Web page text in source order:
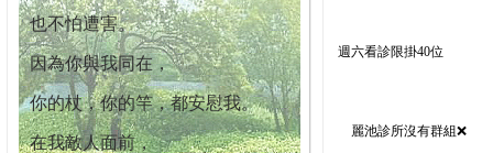
也不怕遭害。
因為你與我同在，
你的杖，你的竿，都安慰我。
在我敵人面前，
週六看診限掛40位
麗池診所沒有群組❌